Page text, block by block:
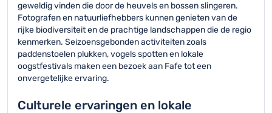
geweldig vinden die door de heuvels en bossen slingeren.
Fotografen en natuurliefhebbers kunnen genieten van de
rijke biodiversiteit en de prachtige landschappen die de regio
kenmerken. Seizoensgebonden activiteiten zoals
paddenstoelen plukken, vogels spotten en lokale
oogstfestivals maken een bezoek aan Fafe tot een
onvergetelijke ervaring.
Culturele ervaringen en lokale